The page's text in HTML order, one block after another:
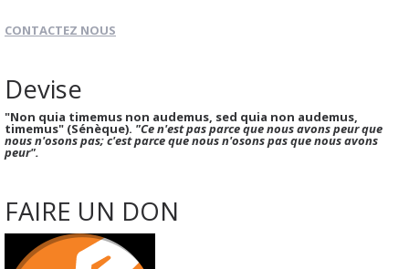
CONTACTEZ NOUS
Devise
"Non quia timemus non audemus, sed quia non audemus,
timemus" (Sénèque). "Ce n'est pas parce que nous avons peur que
nous n'osons pas; c'est parce que nous n'osons pas que nous avons
peur".
FAIRE UN DON